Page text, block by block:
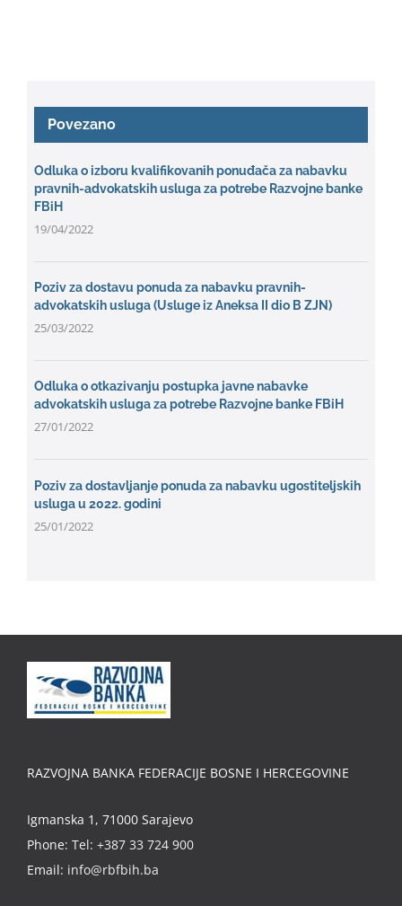
Povezano
Odluka o izboru kvalifikovanih ponuđača za nabavku
pravnih-advokatskih usluga za potrebe Razvojne banke
FBiH
19/04/2022
Poziv za dostavu ponuda za nabavku pravnih-
advokatskih usluga (Usluge iz Aneksa II dio B ZJN)
25/03/2022
Odluka o otkazivanju postupka javne nabavke
advokatskih usluga za potrebe Razvojne banke FBiH
27/01/2022
Poziv za dostavljanje ponuda za nabavku ugostiteljskih
usluga u 2022. godini
25/01/2022
RAZVOJNA BANKA FEDERACIJE BOSNE I HERCEGOVINE
Igmanska 1, 71000 Sarajevo
Phone: Tel: +387 33 724 900
Email: info@rbfbih.ba